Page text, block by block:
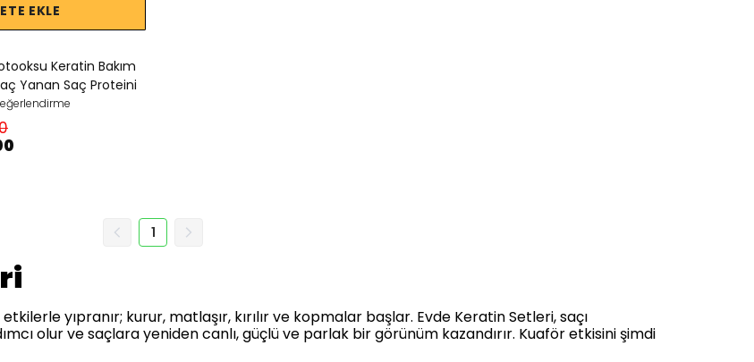
EKLE
Keratin Bakım
Yanan Saç Proteini
1
yıpranır; kurur, matlaşır, kırılır ve kopmalar başlar. Evde Keratin Setleri, saçı
olur ve saçlara yeniden canlı, güçlü ve parlak bir görünüm kazandırır. Kuaför etkisini şimdi